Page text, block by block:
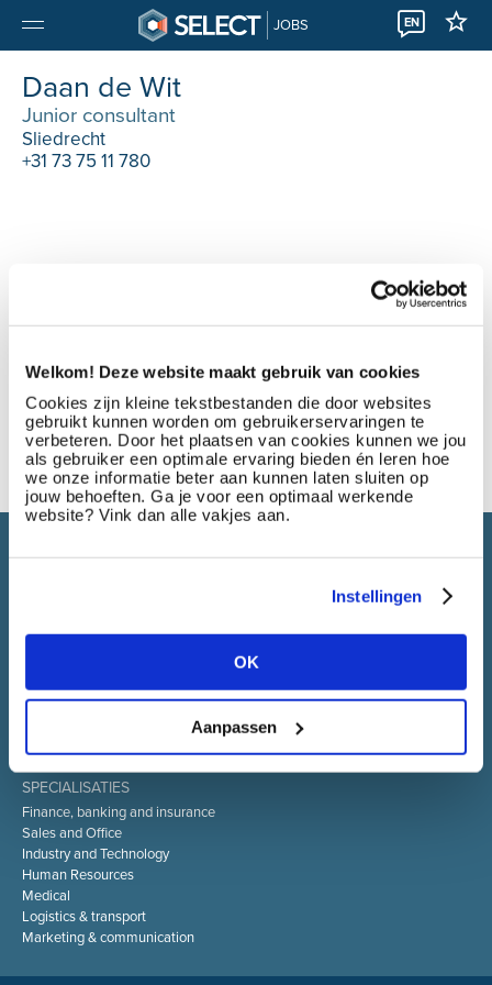
Welkom! Deze website maakt gebruik van cookies
Cookies zijn kleine tekstbestanden die door websites
gebruikt kunnen worden om gebruikerservaringen te
verbeteren. Door het plaatsen van cookies kunnen we jou
als gebruiker een optimale ervaring bieden én leren hoe
we onze informatie beter aan kunnen laten sluiten op
jouw behoeften. Ga je voor een optimaal werkende
website? Vink dan alle vakjes aan.
Instellingen
OK
Aanpassen
JOBS EN
Daan de Wit
Junior consultant
Sliedrecht
+31 73 75 11 780
Current jobs and vacancies
SPECIALISATIES
Finance, banking and insurance
Sales and Office
Industry and Technology
Human Resources
Medical
Logistics & transport
Marketing & communication